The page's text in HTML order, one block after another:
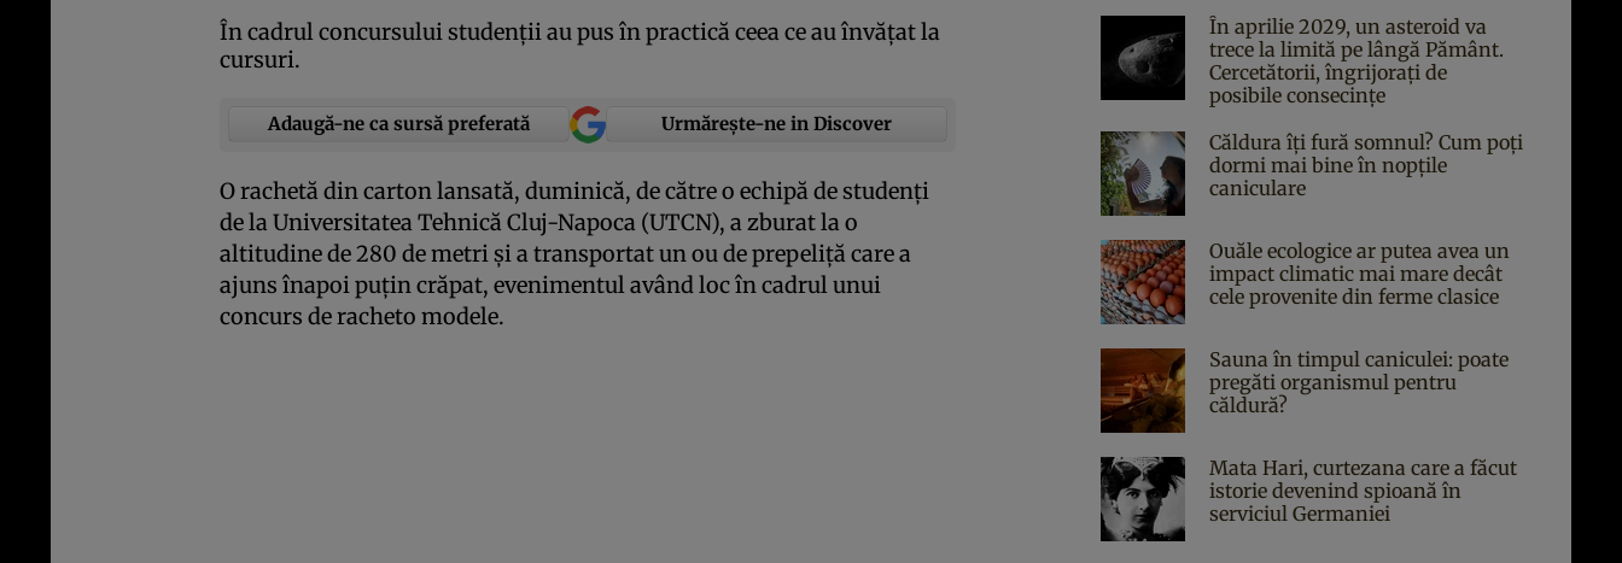
În cadrul concursului studenţii au pus în practică ceea ce au învăţat la
cursuri.
Adaugă-ne ca sursă preferată Urmărește-ne in Discover
O rachetă din carton lansată, duminică, de către o echipă de studenţi
de la Universitatea Tehnică Cluj-Napoca (UTCN), a zburat la o
altitudine de 280 de metri şi a transportat un ou de prepeliţă care a
ajuns înapoi puţin crăpat, evenimentul având loc în cadrul unui
concurs de racheto modele.
În aprilie 2029, un asteroid va
trece la limită pe lângă Pământ.
Cercetătorii, îngrijorați de
posibile consecințe
Căldura îți fură somnul? Cum poți
dormi mai bine în nopțile
caniculare
Ouăle ecologice ar putea avea un
impact climatic mai mare decât
cele provenite din ferme clasice
Sauna în timpul caniculei: poate
pregăti organismul pentru
căldură?
Mata Hari, curtezana care a făcut
istorie devenind spioană în
serviciul Germaniei